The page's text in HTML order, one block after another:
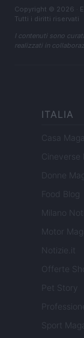
Copyright © 2026 ·
Tutti i diritti riservati
I contenuti sono
realizzati in
ITALIA
Casa
Cineverse
Donne
Food Blog
Milano
Motor
Notizie.it
Offerte
Pet Story
Sport